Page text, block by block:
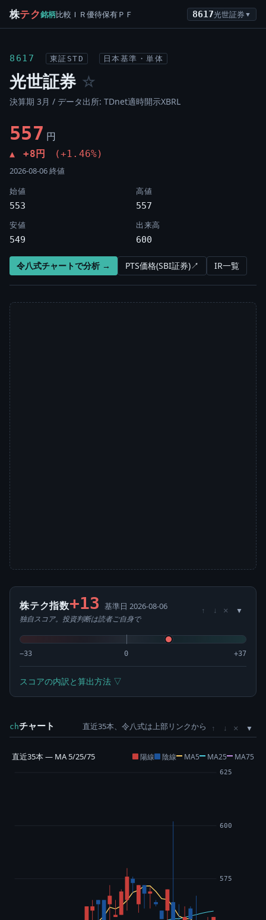
株テク銘柄比較 ＩＲ優待保有ＰＦ 8617光世証券 ▼
8617 東証STD 日本基準・単体
光世証券 ☆
決算期 3月 / データ出所: TDnet適時開示XBRL
557 円
▲ +8円 (+1.46%)
2026-08-06 終値
始値
553
高値
557
安値
549
出来高
600
令八式チャートで分析 → PTS価格(SBI証券)↗ IR一覧
株テク指数+13 基準日 2026-08-06
独自スコア。投資判断は読者ご自身で
↑ ↓ ×
−33 0 +37
スコアの内訳と算出方法 ▽
chチャート 直近35本、令八式は上部リンクから ↑ ↓ ×
直近35本 — MA 5/25/75 陽線 陰線 MA5 MA25 MA75
575
600
625